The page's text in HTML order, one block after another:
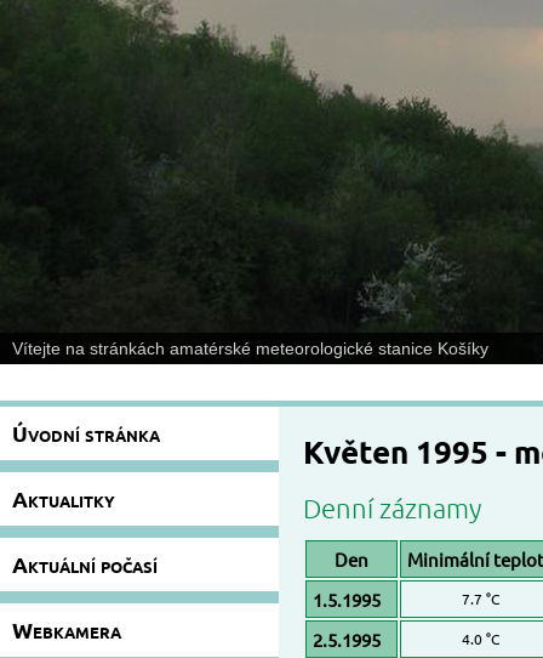
Vítejte na stránkách amatérské meteorologické stanice Košíky
Úvodní stránka
Aktualitky
Aktuální počasí
Webkamera
Květen 1995 -
Denní záznamy
Den
Minimální
1.5.1995
7.7 °C
2.5.1995 4.0 °C